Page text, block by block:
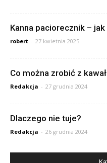
Kanna paciorecznik –
robert - 27 kwietnia 2025
Co można zrobić z
Redakcja - 27 grudnia 2024
Dlaczego nie tuje?
Redakcja - 26 grudnia 2024